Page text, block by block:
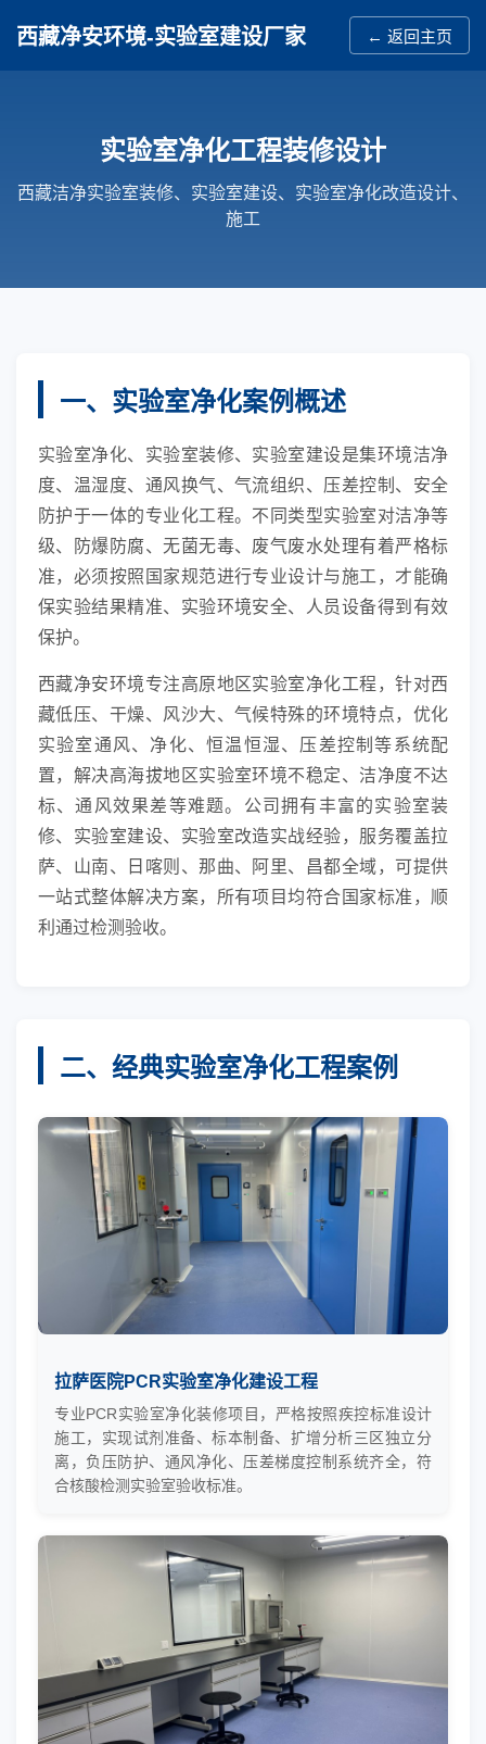
西藏净安环境-实验室建设厂家 ← 返回主页
实验室净化工程装修设计
西藏洁净实验室装修、实验室建设、实验室净化改造设计、
施工
一、实验室净化案例概述
实验室净化、实验室装修、实验室建设是集环境洁净
度、温湿度、通风换气、气流组织、压差控制、安全
防护于一体的专业化工程。不同类型实验室对洁净等
级、防爆防腐、无菌无毒、废气废水处理有着严格标
准，必须按照国家规范进行专业设计与施工，才能确
保实验结果精准、实验环境安全、人员设备得到有效
保护。
西藏净安环境专注高原地区实验室净化工程，针对西
藏低压、干燥、风沙大、气候特殊的环境特点，优化
实验室通风、净化、恒温恒湿、压差控制等系统配
置，解决高海拔地区实验室环境不稳定、洁净度不达
标、通风效果差等难题。公司拥有丰富的实验室装
修、实验室建设、实验室改造实战经验，服务覆盖拉
萨、山南、日喀则、那曲、阿里、昌都全域，可提供
一站式整体解决方案，所有项目均符合国家标准，顺
利通过检测验收。
二、经典实验室净化工程案例
拉萨医院PCR实验室净化建设工程
专业PCR实验室净化装修项目，严格按照疾控标准设计
施工，实现试剂准备、标本制备、扩增分析三区独立分
离，负压防护、通风净化、压差梯度控制系统齐全，符
合核酸检测实验室验收标准。